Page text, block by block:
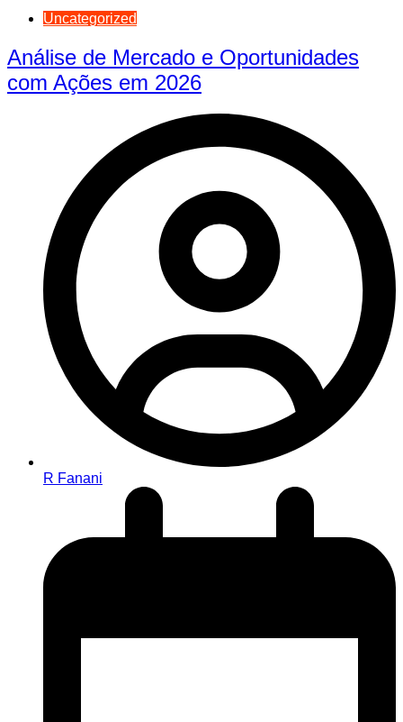
Uncategorized
Análise de Mercado e Oportunidades
com Ações em 2026
R Fanani